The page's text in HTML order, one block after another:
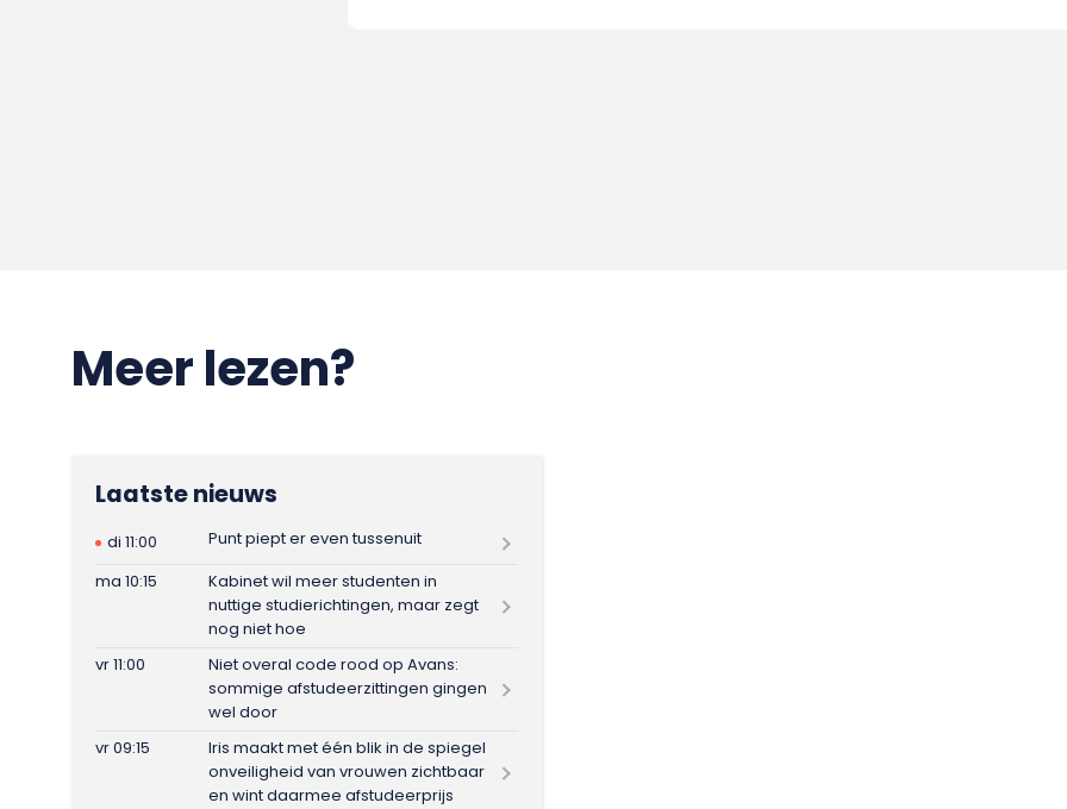
Meer lezen?
Laatste nieuws
di 11:00
Punt piept er even tussenuit
ma 10:15
Kabinet wil meer studenten in
nuttige studierichtingen, maar zegt
nog niet hoe
vr 11:00
Niet overal code rood op Avans:
sommige afstudeerzittingen gingen
wel door
vr 09:15
Iris maakt met één blik in de spiegel
onveiligheid van vrouwen zichtbaar
en wint daarmee afstudeerprijs